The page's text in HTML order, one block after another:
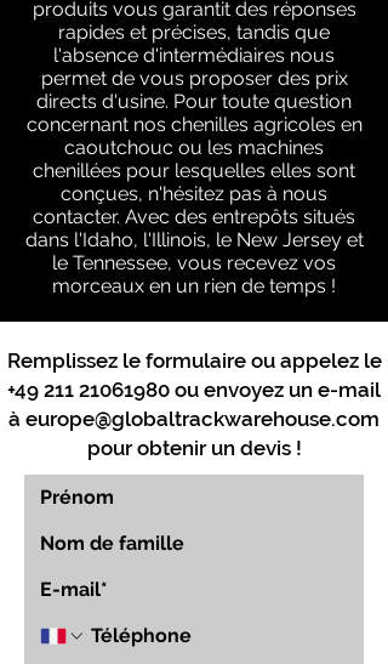
produits vous garantit des réponses
rapides et précises, tandis que
l'absence d'intermédiaires nous
permet de vous proposer des prix
directs d'usine. Pour toute question
concernant nos chenilles agricoles en
caoutchouc ou les machines
chenillées pour lesquelles elles sont
conçues, n'hésitez pas à nous
contacter. Avec des entrepôts situés
dans l'Idaho, l'Illinois, le New Jersey et
le Tennessee, vous recevez vos
morceaux en un rien de temps !
Remplissez le formulaire ou appelez le
+49 211 21061980 ou envoyez un e-mail
à europe@globaltrackwarehouse.com
pour obtenir un devis !